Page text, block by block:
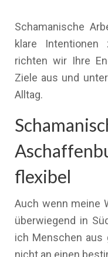
Schamanische
klare Intentionen
richten wir Ihre
Ziele aus und
Alltag.
flexibel
Auch wenn meine
überwiegend in
ich Menschen aus
nicht an einen